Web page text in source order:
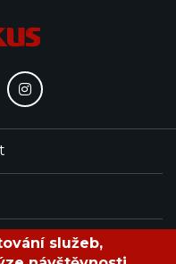
služeb,